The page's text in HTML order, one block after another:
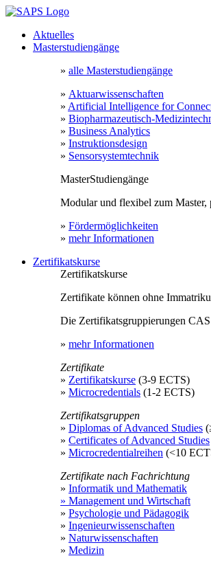
Zum
springen
Main
Menu
Aktuelles
Masterstudiengänge
» alle Masterstudiengänge
» Aktuarwissenschaften
» Artificial Intelligence for
» Biopharmazeutisch-
» Business Analytics
» Instruktionsdesign
» Sensorsystemtechnik
MasterStudiengänge
Modular und flexibel zum Master,
» Fördermöglichkeiten
» mehr Informationen
Zertifikatskurse
Zertifikatskurse
Zertifikate können ohne
Die Zertifikatsgruppierungen
» mehr Informationen
Zertifikate
» Zertifikatskurse (3-9 ECTS)
» Microcredentials (1-2 ECTS)
Zertifikatsgruppen
» Diplomas of Advanced Studies
» Certificates of Advanced Studies
» Microcredentialreihen (<10
Zertifikate nach Fachrichtung
» Informatik und Mathematik
» Management und Wirtschaft
» Psychologie und Pädagogik
» Ingenieurwissenschaften
» Naturwissenschaften
» Medizin